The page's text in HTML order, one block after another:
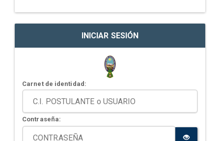
INICIAR SESIÓN
Carnet de identidad:
Contraseña: